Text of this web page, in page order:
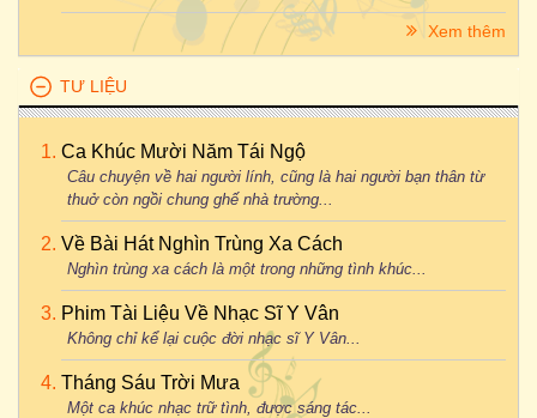
Xem thêm
TƯ LIỆU
Ca Khúc Mười Năm Tái Ngộ
Câu chuyện về hai người lính, cũng là hai người bạn thân từ
thuở còn ngồi chung ghế nhà trường...
Về Bài Hát Nghìn Trùng Xa Cách
Nghìn trùng xa cách là một trong những tình khúc...
Phim Tài Liệu Về Nhạc Sĩ Y Vân
Không chỉ kể lại cuộc đời nhạc sĩ Y Vân...
Tháng Sáu Trời Mưa
Một ca khúc nhạc trữ tình, được sáng tác...